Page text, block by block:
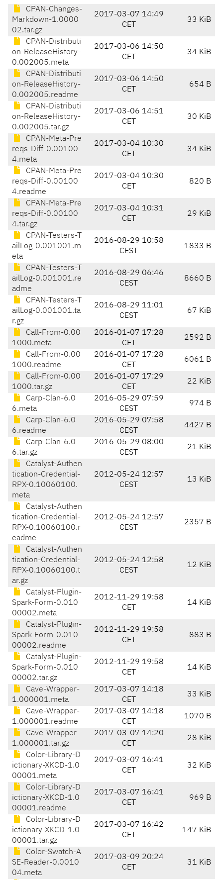
CPAN-Changes-
Markdown-1.0000
02.tar.gz
2017-03-07 14:49
CET
33 KiB
CPAN-Distributi
on-ReleaseHistory-
0.002005.meta
2017-03-06 14:50
CET
34 KiB
CPAN-Distributi
on-ReleaseHistory-
0.002005.readme
2017-03-06 14:50
CET
654 B
CPAN-Distributi
on-ReleaseHistory-
0.002005.tar.gz
2017-03-06 14:51
CET
30 KiB
CPAN-Meta-Pre
reqs-Diff-0.00100
4.meta
2017-03-04 10:30
CET
34 KiB
CPAN-Meta-Pre
reqs-Diff-0.00100
4.readme
2017-03-04 10:30
CET
820 B
CPAN-Meta-Pre
reqs-Diff-0.00100
4.tar.gz
2017-03-04 10:31
CET
29 KiB
CPAN-Testers-T
ailLog-0.001001.m
eta
2016-08-29 10:58
CEST
1833 B
CPAN-Testers-T
ailLog-0.001001.re
adme
2016-08-29 06:46
CEST
8660 B
CPAN-Testers-T
ailLog-0.001001.ta
r.gz
2016-08-29 11:01
CEST
67 KiB
Call-From-0.00
1000.meta
2016-01-07 17:28
CET
2592 B
Call-From-0.00
1000.readme
2016-01-07 17:28
CET
6061 B
Call-From-0.00
1000.tar.gz
2016-01-07 17:29
CET
22 KiB
Carp-Clan-6.0
6.meta
2016-05-29 07:59
CEST
974 B
Carp-Clan-6.0
6.readme
2016-05-29 07:58
CEST
4427 B
Carp-Clan-6.0
6.tar.gz
2016-05-29 08:00
CEST
21 KiB
Catalyst-Authen
tication-Credential-
RPX-0.10060100.
meta
2012-05-24 12:57
CEST
13 KiB
Catalyst-Authen
tication-Credential-
RPX-0.10060100.r
eadme
2012-05-24 12:57
CEST
2357 B
Catalyst-Authen
tication-Credential-
RPX-0.10060100.t
ar.gz
2012-05-24 12:58
CEST
12 KiB
Catalyst-Plugin-
Spark-Form-0.010
00002.meta
2012-11-29 19:58
CET
14 KiB
Catalyst-Plugin-
Spark-Form-0.010
00002.readme
2012-11-29 19:58
CET
883 B
Catalyst-Plugin-
Spark-Form-0.010
00002.tar.gz
2012-11-29 19:58
CET
14 KiB
Cave-Wrapper-
1.000001.meta
2017-03-07 14:18
CET
33 KiB
Cave-Wrapper-
1.000001.readme
2017-03-07 14:18
CET
1070 B
Cave-Wrapper-
1.000001.tar.gz
2017-03-07 14:20
CET
28 KiB
Color-Library-D
ictionary-XKCD-1.0
00001.meta
2017-03-07 16:41
CET
32 KiB
Color-Library-D
ictionary-XKCD-1.0
00001.readme
2017-03-07 16:41
CET
969 B
Color-Library-D
ictionary-XKCD-1.0
00001.tar.gz
2017-03-07 16:42
CET
147 KiB
Color-Swatch-A
SE-Reader-0.0010
04.meta
2017-03-09 20:24
CET
31 KiB